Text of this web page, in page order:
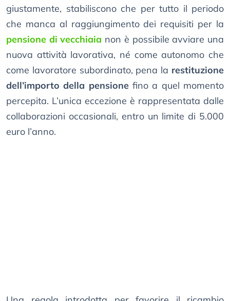
giustamente, stabiliscono che per tutto il periodo
che manca al raggiungimento dei requisiti per la
pensione di vecchiaia non è possibile avviare una
nuova attività lavorativa, né come autonomo che
come lavoratore subordinato, pena la restituzione
dell’importo della pensionefino a quel momento
percepita. L’unica eccezione è rappresentata dalle
collaborazioni occasionali, entro un limite di 5.000
euro l’anno.